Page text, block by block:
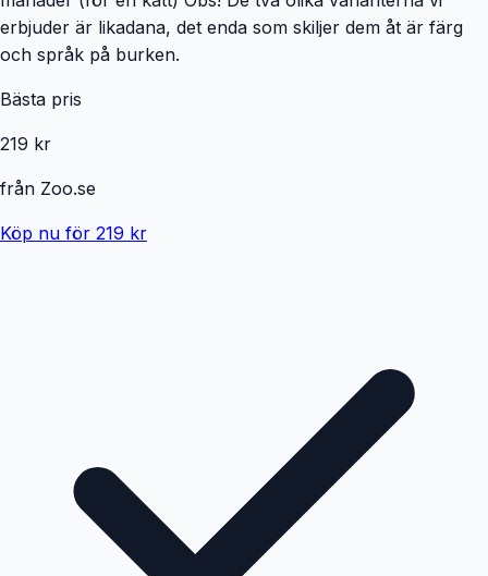
erbjuder är likadana, det enda som skiljer dem åt är färg
och språk på burken.
Bästa pris
219 kr
från Zoo.se
Köp nu för 219 kr